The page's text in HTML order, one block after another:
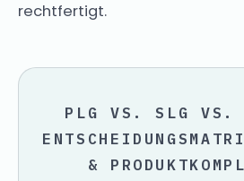
rechtfertigt.
PLG VS. SLG VS.
&